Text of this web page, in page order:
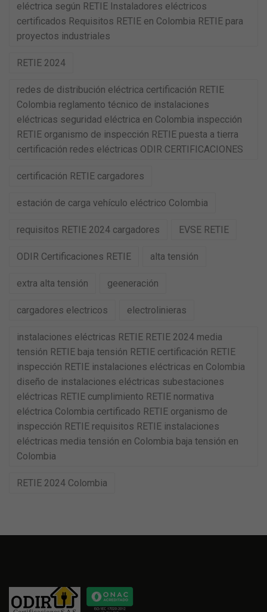
eléctrica según RETIE Instaladores eléctricos
certificados Requisitos RETIE en Colombia RETIE para
proyectos industriales
RETIE 2024
redes de distribución eléctrica certificación RETIE
Colombia reglamento técnico de instalaciones
eléctricas seguridad eléctrica en Colombia inspección
RETIE organismo de inspección RETIE puesta a tierra
certificación redes eléctricas ODIR CERTIFICACIONES
certificación RETIE cargadores
estación de carga vehículo eléctrico Colombia
requisitos RETIE 2024 cargadores EVSE RETIE
ODIR Certificaciones RETIE alta tensión
extra alta tensión geeneración
cargadores electricos electrolinieras
instalaciones eléctricas RETIE RETIE 2024 media
tensión RETIE baja tensión RETIE certificación RETIE
inspección RETIE instalaciones eléctricas en Colombia
diseño de instalaciones eléctricas subestaciones
eléctricas RETIE cumplimiento RETIE normativa
eléctrica Colombia certificado RETIE organismo de
inspección RETIE requisitos RETIE instalaciones
eléctricas media tensión en Colombia baja tensión en
Colombia
RETIE 2024 Colombia